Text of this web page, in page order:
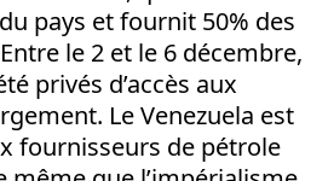
pays et fournit 50% des
le 2 et le 6 décembre,
privés d’accès aux
Le Venezuela est
fournisseurs de pétrole